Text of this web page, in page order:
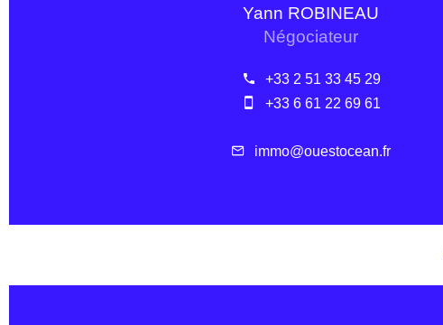
Yann ROBINEAU
Négociateur
+33 2 51 33 45 29
+33 6 61 22 69 61
immo@ouestocean.fr